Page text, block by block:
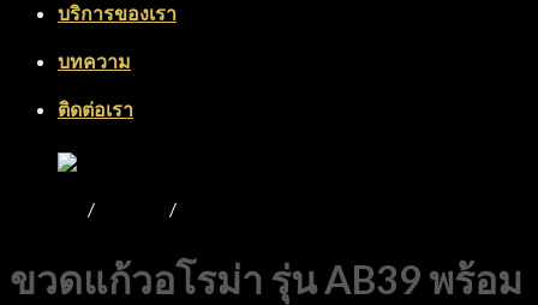
บริการของเรา
บทความ
ติดต่อเรา
/ /
ขวดแก้วอโรม่า รุ่น AB39 พร้อม